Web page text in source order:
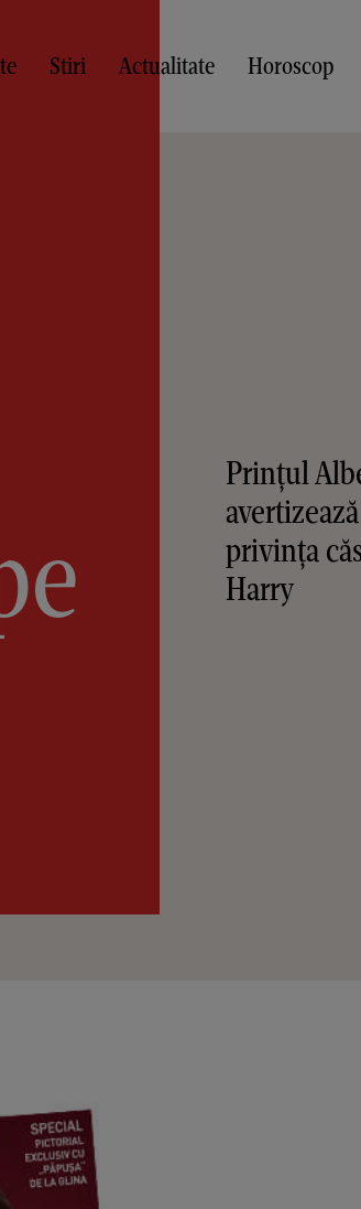
Stiri Actualitate Horoscop
Prințul
privința
Harry